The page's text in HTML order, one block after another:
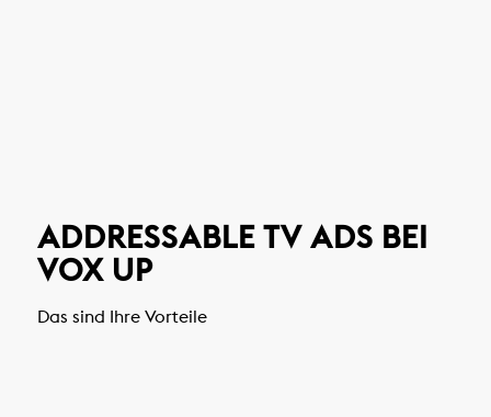
ADDRESSABLE TV ADS BEI
VOX UP
Das sind Ihre Vorteile